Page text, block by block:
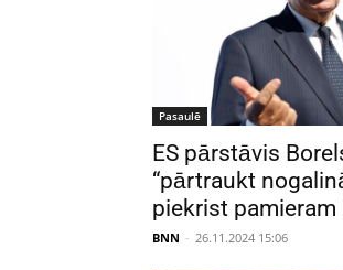
Pasaulē
ES pārstāvis
“pārtraukt
piekrist pamieram
BNN - 26.11.2024 15:06